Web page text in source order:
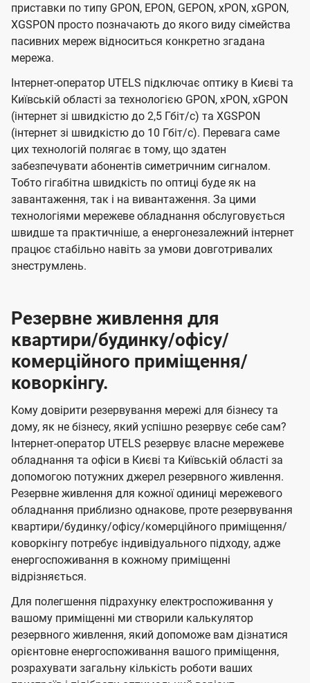
приставки по типу GPON, EPON, GEPON, xPON, xGPON,
XGSPON просто позначають до якого виду сімейства
пасивних мереж відноситься конкретно згадана
мережа.
Інтернет-оператор UTELS підключає оптику в Києві та
Київській області за технологією GPON, xPON, xGPON
(інтернет зі швидкістю до 2,5 Гбіт/с) та XGSPON
(інтернет зі швидкістю до 10 Гбіт/с). Перевага саме
цих технологій полягає в тому, що здатен
забезпечувати абонентів симетричним сигналом.
Тобто гігабітна швидкість по оптиці буде як на
завантаження, так і на вивантаження. За цими
технологіями мережеве обладнання обслуговується
швидше та практичніше, а енергонезалежний інтернет
працює стабільно навіть за умови довготривалих
знеструмлень.
Резервне живлення для
квартири/будинку/офісу/
комерційного приміщення/
коворкінгу.
Кому довірити резервування мережі для бізнесу та
дому, як не бізнесу, який успішно резервує себе сам?
Інтернет-оператор UTELS резервує власне мережеве
обладнання та офіси в Києві та Київській області за
допомогою потужних джерел резервного живлення.
Резервне живлення для кожної одиниці мережевого
обладнання приблизно однакове, проте резервування
квартири/будинку/офісу/комерційного приміщення/
коворкінгу потребує індивідуального підходу, адже
енергоспоживання в кожному приміщенні
відрізняється.
Для полегшення підрахунку електроспоживання у
вашому приміщенні ми створили калькулятор
резервного живлення, який допоможе вам дізнатися
орієнтовне енергоспоживання вашого приміщення,
розрахувати загальну кількість роботи ваших